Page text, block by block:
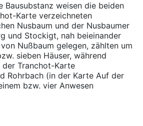
Bausubstanz weisen die beiden
Karte verzeichneten
Nusbaum und der Nusbaumer
und Stockigt, nah beieinander
Nußbaum gelegen, zählten um
sieben Häuser, während
der Tranchot-Karte
Rohrbach (in der Karte Auf der
bzw. vier Anwesen